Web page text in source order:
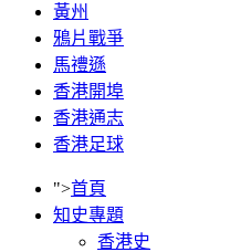
黃州
鴉片戰爭
馬禮遜
香港開埠
香港通志
香港足球
">首頁
知史專題
香港史